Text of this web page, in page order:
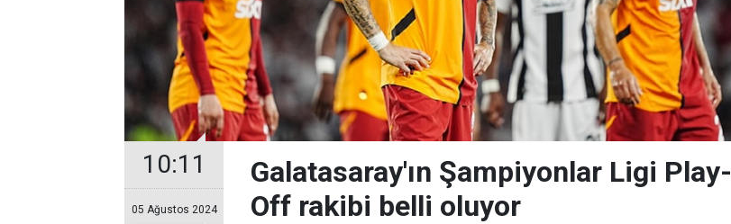
10:11
05 Ağustos 2024
Galatasaray'ın Şampiyonlar Ligi Play-
Off rakibi belli oluyor